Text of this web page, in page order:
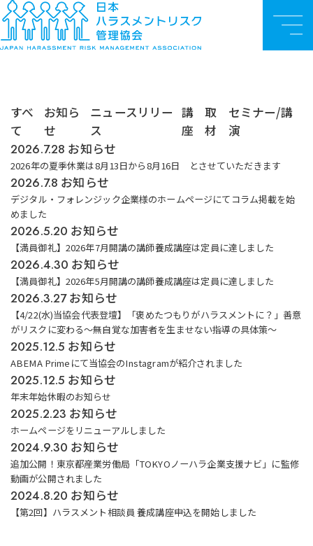
お知らせ
TOPお知らせお知らせ
すべ
て
お知ら
せ
ニュースリリー
ス
講
座
取
材
セミナー/講
演
2026.7.28 お知らせ
2026年の夏季休業は8月13日から8月16日 とさせていただきます
2026.7.8 お知らせ
デジタル・フォレンジック企業様のホームページにてコラム掲載を始
めました
2026.5.20 お知らせ
【満員御礼】2026年7月開講の講師養成講座は定員に達しました
2026.4.30 お知らせ
【満員御礼】2026年5月開講の講師養成講座は定員に達しました
2026.3.27お知らせ
【4/22(水)当協会代表登壇】「褒めたつもりがハラスメントに？」善意
がリスクに変わる～無自覚な加害者を生ませない指導の具体策～
2025.12.5 お知らせ
ABEMA Primeにて当協会のInstagramが紹介されました
2025.12.5 お知らせ
年末年始休暇のお知らせ
2025.2.23 お知らせ
ホームページをリニューアルしました
2024.9.30 お知らせ
追加公開！東京都産業労働局「TOKYOノーハラ企業支援ナビ」に監修
動画が公開されました
2024.8.20 お知らせ
【第2回】ハラスメント相談員 養成講座申込を開始しました